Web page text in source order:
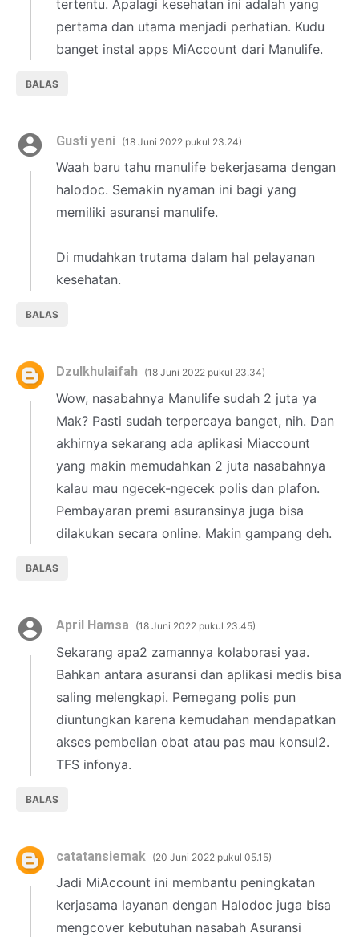
tertentu. Apalagi kesehatan ini adalah yang
pertama dan utama menjadi perhatian. Kudu
banget instal apps MiAccount dari Manulife.
BALAS
Gusti yeni 18 Juni 2022 pukul 23.24
Waah baru tahu manulife bekerjasama dengan
halodoc. Semakin nyaman ini bagi yang
memiliki asuransi manulife.
Di mudahkan trutama dalam hal pelayanan
kesehatan.
BALAS
Dzulkhulaifah 18 Juni 2022 pukul 23.34
Wow, nasabahnya Manulife sudah 2 juta ya
Mak? Pasti sudah terpercaya banget, nih. Dan
akhirnya sekarang ada aplikasi Miaccount
yang makin memudahkan 2 juta nasabahnya
kalau mau ngecek-ngecek polis dan plafon.
Pembayaran premi asuransinya juga bisa
dilakukan secara online. Makin gampang deh.
BALAS
April Hamsa 18 Juni 2022 pukul 23.45
Sekarang apa2 zamannya kolaborasi yaa.
Bahkan antara asuransi dan aplikasi medis bisa
saling melengkapi. Pemegang polis pun
diuntungkan karena kemudahan mendapatkan
akses pembelian obat atau pas mau konsul2.
TFS infonya.
BALAS
catatansiemak 20 Juni 2022 pukul 05.15
Jadi MiAccount ini membantu peningkatan
kerjasama layanan dengan Halodoc juga bisa
mengcover kebutuhan nasabah Asuransi